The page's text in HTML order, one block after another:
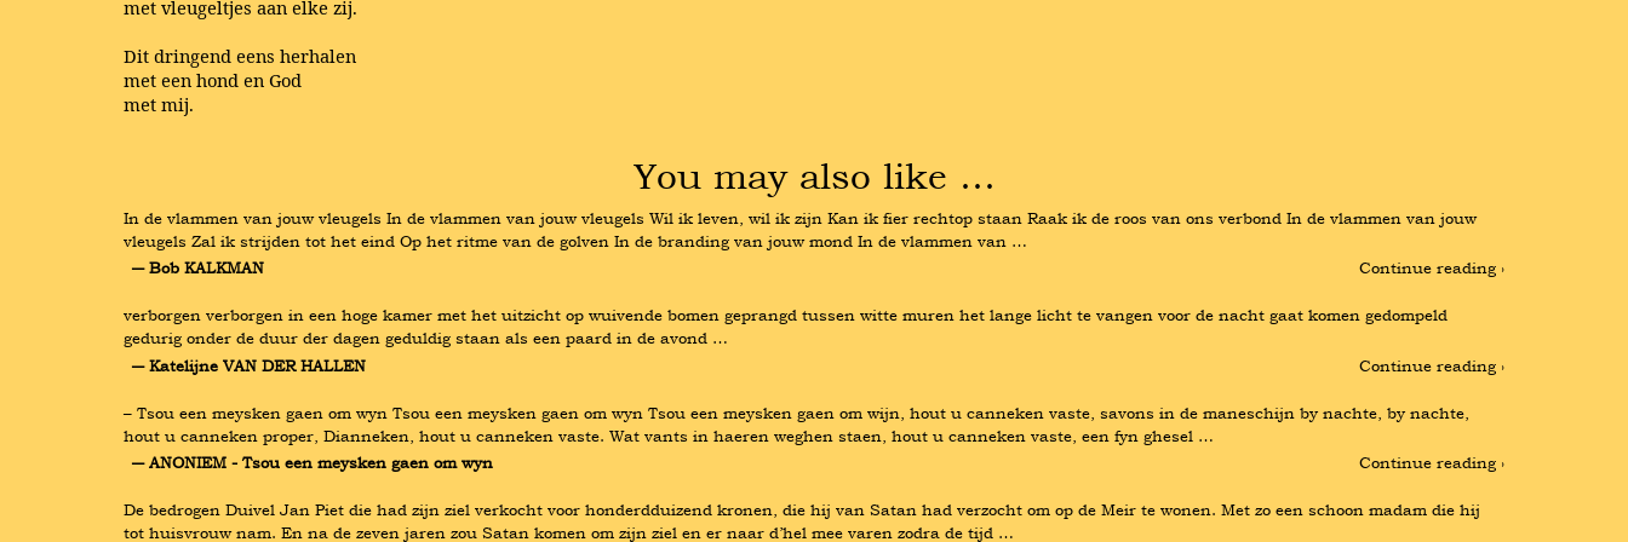
met vleugeltjes aan elke zij.
Dit dringend eens herhalen
met een hond en God
met mij.
You may also like …
In de vlammen van jouw vleugels In de vlammen van jouw vleugels Wil ik leven, wil ik zijn Kan ik fier rechtop staan Raak ik de roos van ons verbond In de vlammen van jouw
vleugels Zal ik strijden tot het eind Op het ritme van de golven In de branding van jouw mond In de vlammen van …
― Bob KALKMAN
Continue reading ›
verborgen verborgen in een hoge kamer met het uitzicht op wuivende bomen geprangd tussen witte muren het lange licht te vangen voor de nacht gaat komen gedompeld
gedurig onder de duur der dagen geduldig staan als een paard in de avond …
― Katelijne VAN DER HALLEN
Continue reading ›
– Tsou een meysken gaen om wyn Tsou een meysken gaen om wyn Tsou een meysken gaen om wijn, hout u canneken vaste, savons in de maneschijn by nachte, by nachte,
hout u canneken proper, Dianneken, hout u canneken vaste. Wat vants in haeren weghen staen, hout u canneken vaste, een fyn ghesel …
― ANONIEM - Tsou een meysken gaen om wyn
Continue reading ›
De bedrogen Duivel Jan Piet die had zijn ziel verkocht voor honderdduizend kronen, die hij van Satan had verzocht om op de Meir te wonen. Met zo een schoon madam die hij
tot huisvrouw nam. En na de zeven jaren zou Satan komen om zijn ziel en er naar d’hel mee varen zodra de tijd …